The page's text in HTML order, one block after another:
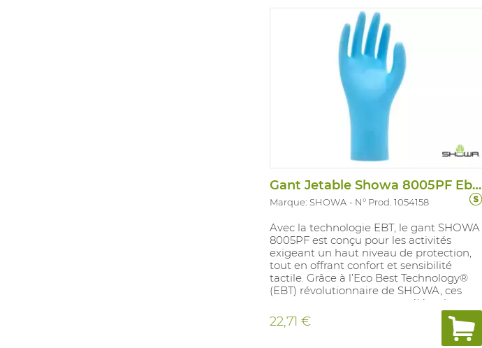
Gant Jetable Showa 8005PF Ebt (50 Pc)
Marque: SHOWA N° Prod. 1054158
Avec la technologie EBT, le gant SHOWA
8005PF est conçu pour les activités
exigeant un haut niveau de protection,
tout en offrant confort et sensibilité
tactile. Grâce à l’Eco Best Technology®
(EBT) révolutionnaire de SHOWA, ces
gants sont conçus pour accélérer leur
biodégradation dans les sites
d’enfouissement biologiquement actifs.
Le poignet empêche la pénétration de la
22,71 €